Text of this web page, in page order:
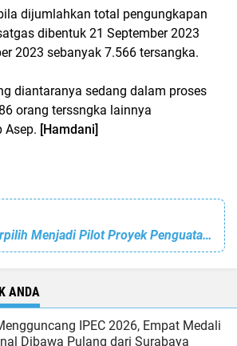
dijumlahkan total pengungkapan
dibentuk 21 September 2023
2023 sebanyak 7.566 tersangka.
diantaranya sedang dalam proses
orang terssngka lainnya
Asep. [Hamdani]
UIN Ar-Raniry Terpilih Menjadi Pilot Proyek Penguatan Kapabilitas SPI PTKN 2024
ANDA
IPEC 2026, Empat Medali
Dibawa Pulang dari Surabaya